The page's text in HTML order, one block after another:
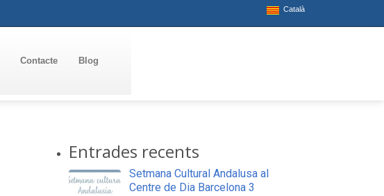
Català
Contacte Blog
Entrades recents
Setmana Cultural Andalusa al
Centre de Dia Barcelona 3